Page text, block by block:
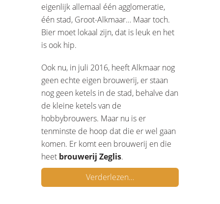
eigenlijk allemaal één agglomeratie,
één stad, Groot-Alkmaar… Maar toch.
Bier moet lokaal zijn, dat is leuk en het
is ook hip.
Ook nu, in juli 2016, heeft Alkmaar nog
geen echte eigen brouwerij, er staan
nog geen ketels in de stad, behalve dan
de kleine ketels van de
hobbybrouwers. Maar nu is er
tenminste de hoop dat die er wel gaan
komen. Er komt een brouwerij en die
heet brouwerij Zeglis.
Verderlezen…